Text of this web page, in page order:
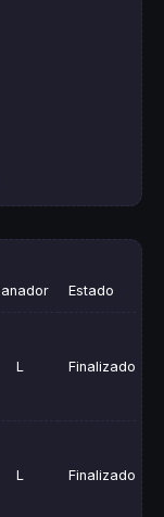
Estado
L Finalizado
L Finalizado